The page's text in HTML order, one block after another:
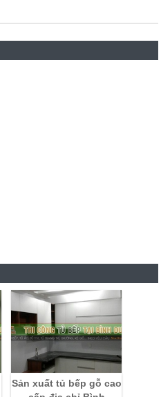
Sản xuất tủ bếp gỗ cao